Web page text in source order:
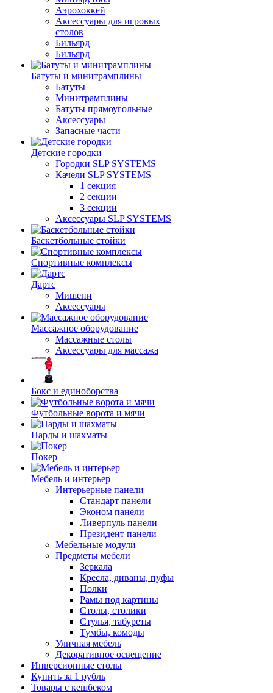
Аэрохоккей
Аксессуары для игровых
столов
Бильяpд
Бильяpд
Батуты и минитрамплины
Батуты
Минитрамплины
Батуты прямоугольные
Аксессуары
Запасные части
Детские городки
Городки SLP SYSTEMS
Качели SLP SYSTEMS
1 секция
2 секции
3 секции
Аксессуары SLP SYSTEMS
Баскетбольные стойки
Спортивные комплексы
Дартс
Мишени
Аксессуары
Массажное оборудование
Массажные столы
Аксессуары для массажа
Бокс и единоборства
Футбольные ворота и мячи
Нарды и шахматы
Покер
Мебель и интерьер
Интерьерные панели
Стандарт панели
Эконом панели
Ливерпуль панели
Президент панели
Мебельные модули
Предметы мебели
Зеркала
Кресла, диваны, пуфы
Полки
Рамы под картины
Столы, столики
Стулья, табуреты
Тумбы, комоды
Уличная мебель
Декоративное освещение
Инверсионные столы
Купить за 1 рубль
Товары с кешбеком